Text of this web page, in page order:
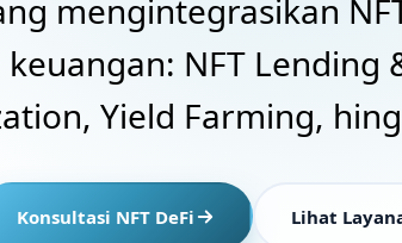
mengintegrasikan
NFT Lending
Yield Farming,
Konsultasi NFT DeFi Lihat